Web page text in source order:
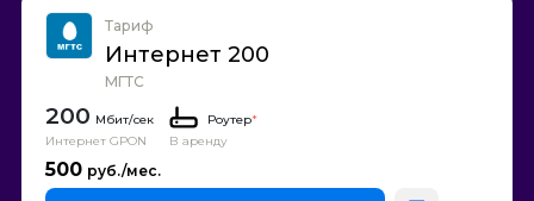
Тариф
Интернет 200
МГТС
200
Интернет GPON
Роутер*
В аренду
500